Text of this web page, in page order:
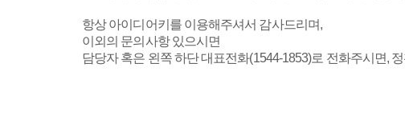
항상 아이디어키를 이용해주셔서 감사드리며,
이외의 문의사항 있으시면
담당자 혹은 왼쪽 하단 대표전화(1544-1853)로 전화주시면,